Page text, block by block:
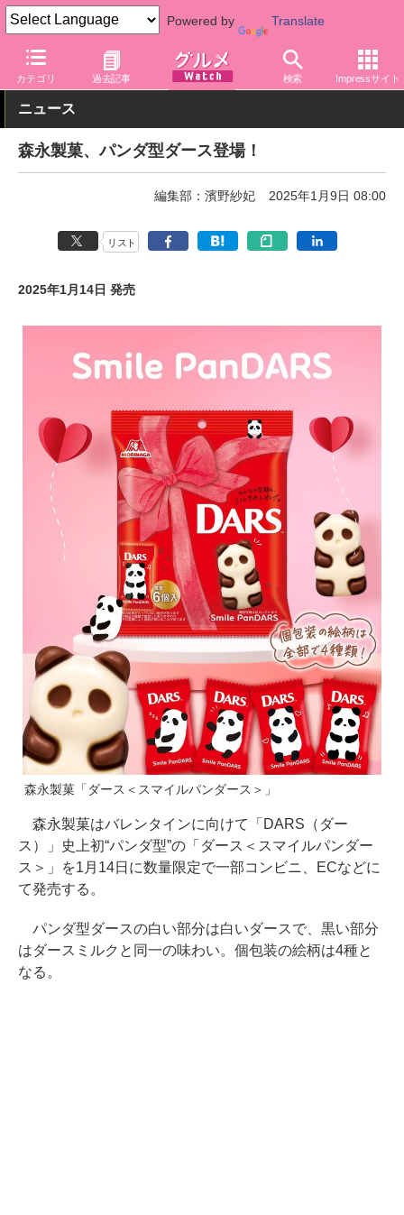
Powered by Translate
カテゴリ 過去記事 検索 Impressサイト
グルメ Watch メーカー 菓子 森永製菓
ニュース
森永製菓、パンダ型ダース登場！
編集部：濱野紗妃 2025年1月9日 08:00
リスト
2025年1月14日 発売
森永製菓「ダース＜スマイルパンダース＞」
森永製菓はバレンタインに向けて「DARS（ダー
ス）」史上初“パンダ型”の「ダース＜スマイルパンダー
ス＞」を1月14日に数量限定で一部コンビニ、ECなどに
て発売する。
パンダ型ダースの白い部分は白いダースで、黒い部分
はダースミルクと同一の味わい。個包装の絵柄は4種と
なる。